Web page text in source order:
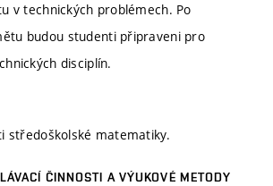
v technických problémech. Po
budou studenti připraveni pro
disciplín.
středoškolské matematiky.
ČINNOSTI A VÝUKOVÉ METODY